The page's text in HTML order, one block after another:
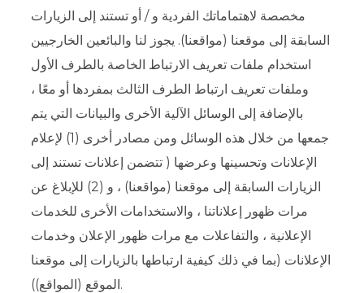
مخصصة لاهتماماتك الفردية و / أو تستند إلى الزيارات
السابقة إلى موقعنا (مواقعنا). يجوز لنا والبائعين الخارجيين
استخدام ملفات تعريف الارتباط الخاصة بالطرف الأول
وملفات تعريف ارتباط الطرف الثالث بمفردها أو معًا ،
بالإضافة إلى الوسائل الآلية الأخرى والبيانات التي يتم
جمعها من خلال هذه الوسائل ومن مصادر أخرى (1) لإعلام
الإعلانات وتحسينها وعرضها ( تتضمن إعلانات تستند إلى
الزيارات السابقة إلى موقعنا (مواقعنا) ، و (2) للإبلاغ عن
مرات ظهور إعلاناتنا ، والاستخدامات الأخرى للخدمات
الإعلانية ، والتفاعلات مع مرات ظهور الإعلان وخدمات
الإعلانات (بما في ذلك كيفية ارتباطها بالزيارات إلى موقعنا
الموقع (المواقع)).